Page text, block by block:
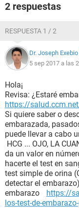
2 respuestas
RESPUESTA 1 / 2
Dr. Joseph Exebio
5 sep 2017 a las
Hola¡
Revisa: ¿Estaré
https://
Si quiere saber o
embarazada,
puede llevar a cabo
HCG ... OJO, LA
da un valor en
hacerte el test en
test simple de orina
detectar el
embarazo https://
los-test-de-